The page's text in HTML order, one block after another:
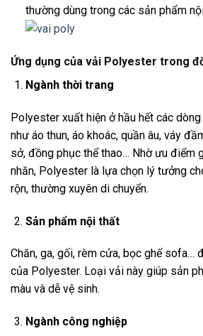
thường dùng trong các sản phẩm
Ứng dụng của vải Polyester trong
Ngành thời trang
Polyester xuất hiện ở hầu hết các
như áo thun, áo khoác, quần âu, váy
sở, đồng phục thể thao… Nhờ ưu điểm
nhăn, Polyester là lựa chọn lý tưởng
rộn, thường xuyên di chuyển.
Sản phẩm nội thất
Chăn, ga, gối, rèm cửa, bọc ghế sofa…
của Polyester. Loại vải này giúp sản
màu và dễ vệ sinh.
Ngành công nghiệp